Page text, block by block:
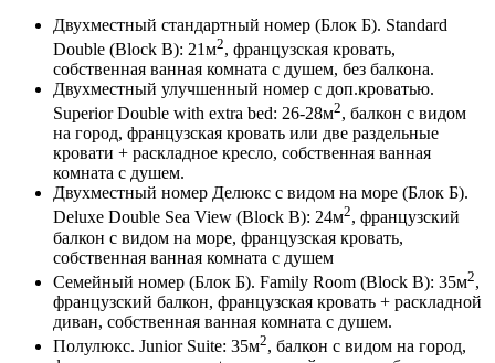
Двухместный стандартный номер (Блок Б). Standard
Double (Block B): 21м2, французская кровать,
собственная ванная комната с душем, без балкона.
Двухместный улучшенный номер с доп.кроватью.
Superior Double with extra bed: 26-28м2, балкон с видом
на город, французская кровать или две раздельные
кровати + раскладное кресло, собственная ванная
комната с душем.
Двухместный номер Делюкс с видом на море (Блок Б).
Deluxe Double Sea View (Block B): 24м2, французский
балкон с видом на море, французская кровать,
собственная ванная комната с душем
Семейный номер (Блок Б). Family Room (Block B): 35м2,
французский балкон, французская кровать + раскладной
диван, собственная ванная комната с душем.
Полулюкс. Junior Suite: 35м2, балкон с видом на город,